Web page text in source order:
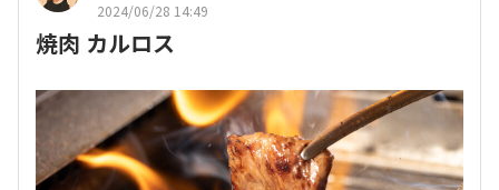
2024/06/28 14:49
焼肉 カルロス